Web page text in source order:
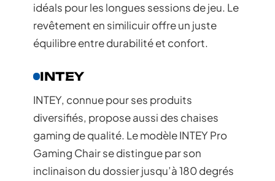
idéals pour les longues sessions de jeu. Le
revêtement en similicuir offre un juste
équilibre entre durabilité et confort.
INTEY
INTEY, connue pour ses produits
diversifiés, propose aussi des chaises
gaming de qualité. Le modèle INTEY Pro
Gaming Chair se distingue par son
inclinaison du dossier jusqu’à 180 degrés